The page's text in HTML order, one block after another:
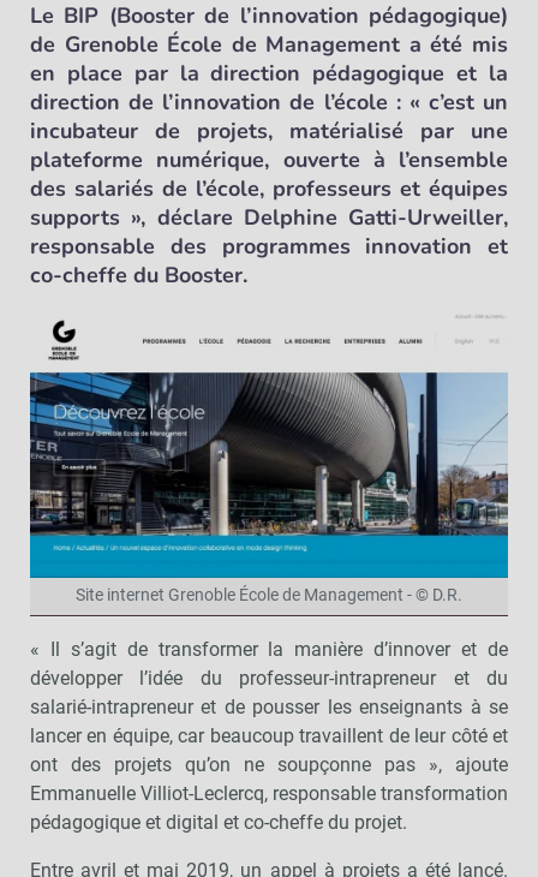
Le BIP (Booster de l’innovation pédagogique)
de Grenoble École de Management a été mis
en place par la direction pédagogique et la
direction de l’innovation de l’école : « c’est un
incubateur de projets, matérialisé par une
plateforme numérique, ouverte à l’ensemble
des salariés de l’école, professeurs et équipes
supports », déclare Delphine Gatti-Urweiller,
responsable des programmes innovation et
co-cheffe du Booster.
Site internet Grenoble École de Management - © D.R.
« Il s’agit de transformer la manière d’innover et de
développer l’idée du professeur-intrapreneur et du
salarié-intrapreneur et de pousser les enseignants à se
lancer en équipe, car beaucoup travaillent de leur côté et
ont des projets qu’on ne soupçonne pas », ajoute
Emmanuelle Villiot-Leclercq, responsable transformation
pédagogique et digital et co-cheffe du projet.
Entre avril et mai 2019, un appel à projets a été lancé.